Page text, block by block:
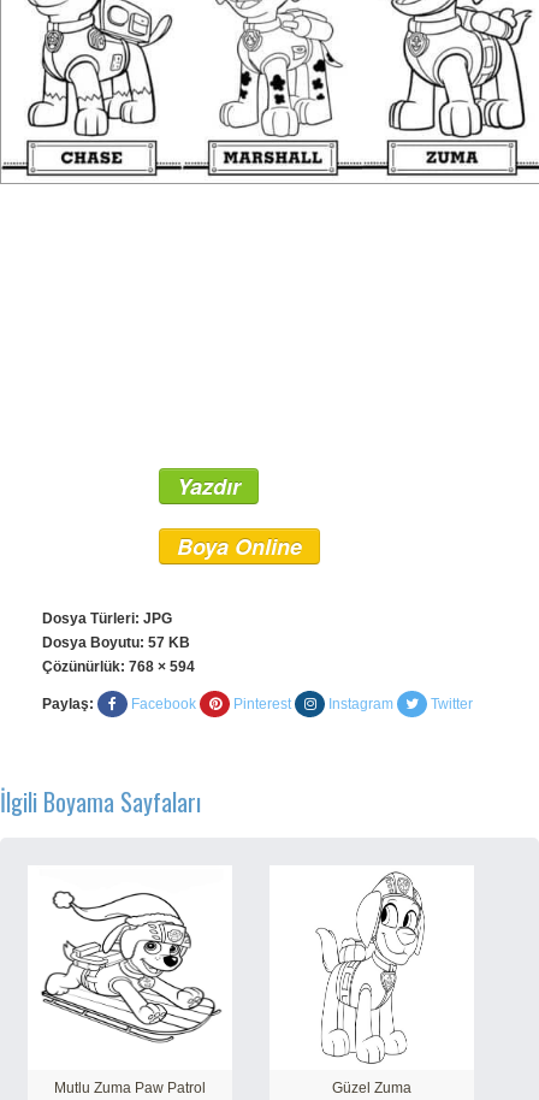
Yazdır
Boya Online
Dosya Türleri: JPG
Dosya Boyutu: 57 KB
Çözünürlük: 768 × 594
Paylaş: Facebook Pinterest Instagram Twitter
İlgili Boyama Sayfaları
Mutlu Zuma Paw Patrol Güzel Zuma